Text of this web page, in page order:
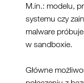
M.in.: modelu,
systemu czy
malware
w sandboxie.
Główne